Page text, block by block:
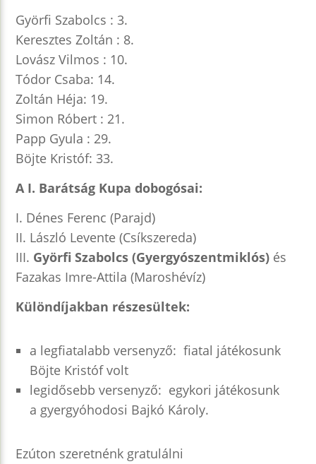
Györfi Szabolcs : 3.
Keresztes Zoltán : 8.
Lovász Vilmos : 10.
Tódor Csaba: 14.
Zoltán Héja: 19.
Simon Róbert : 21.
Papp Gyula : 29.
Böjte Kristóf: 33.
A I. Barátság Kupa dobogósai:
I. Dénes Ferenc (Parajd)
II. László Levente (Csíkszereda)
III. Györfi Szabolcs (Gyergyószentmiklós) és
Fazakas Imre-Attila (Maroshévíz)
Különdíjakban részesültek:
a legfiatalabb versenyző: fiatal játékosunk
Böjte Kristóf volt
legidősebb versenyző: egykori játékosunk
a gyergyóhodosi Bajkó Károly.
Ezúton szeretnénk gratulálni